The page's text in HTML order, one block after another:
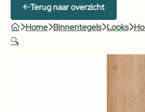
Terug naar overzicht
Home Binnentegels Looks
🔍